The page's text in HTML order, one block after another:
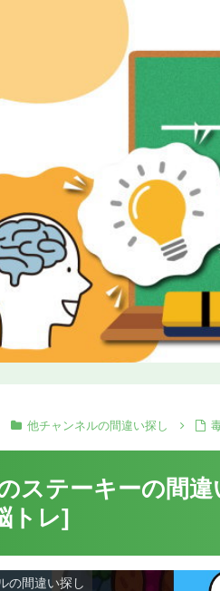
他チャンネルの間違い探し
ステーキーの間
トレ]
の間違い探し